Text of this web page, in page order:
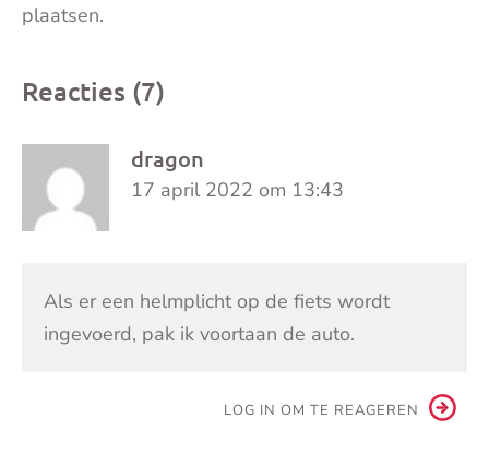
plaatsen.
Reacties (7)
dragon
17 april 2022 om 13:43
Als er een helmplicht op de fiets wordt
ingevoerd, pak ik voortaan de auto.
LOG IN OM TE REAGEREN